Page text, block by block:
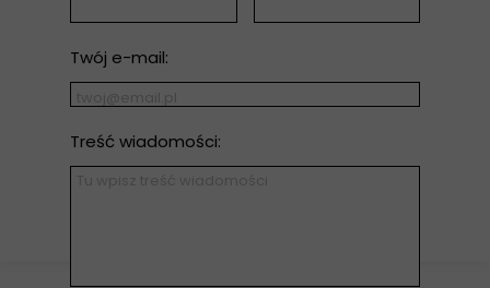
Twój e-mail:
Treść wiadomości: